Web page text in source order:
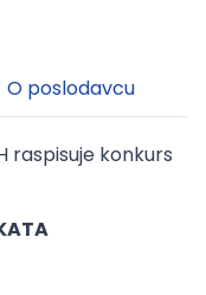
O poslodavcu
raspisuje konkurs